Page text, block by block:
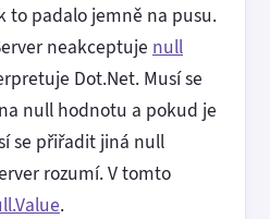
to padalo jemně na pusu.
neakceptuje null
Dot.Net. Musí se
null hodnotu a pokud je
se přiřadit jiná null
rozumí. V tomto
.